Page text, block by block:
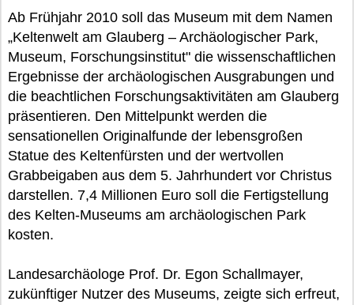
Ab Frühjahr 2010 soll das Museum mit dem Namen
„Keltenwelt am Glauberg – Archäologischer Park,
Museum, Forschungsinstitut" die wissenschaftlichen
Ergebnisse der archäologischen Ausgrabungen und
die beachtlichen Forschungsaktivitäten am Glauberg
präsentieren. Den Mittelpunkt werden die
sensationellen Originalfunde der lebensgroßen
Statue des Keltenfürsten und der wertvollen
Grabbeigaben aus dem 5. Jahrhundert vor Christus
darstellen. 7,4 Millionen Euro soll die Fertigstellung
des Kelten-Museums am archäologischen Park
kosten.
Landesarchäologe Prof. Dr. Egon Schallmayer,
zukünftiger Nutzer des Museums, zeigte sich erfreut,